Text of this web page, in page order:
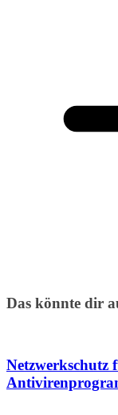
Das könnte dir
Netzwerkschutz